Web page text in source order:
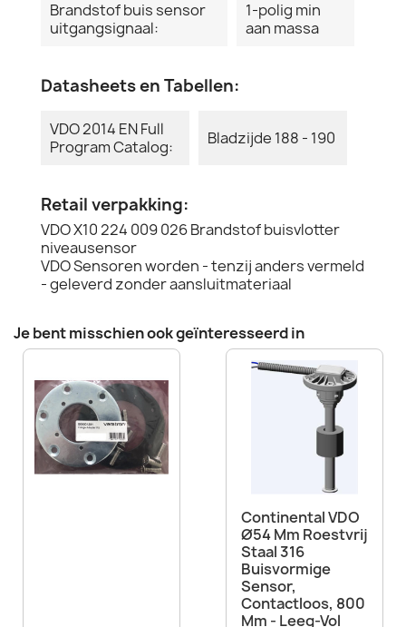
Brandstof buis sensor
uitgangsignaal:
1-polig min
aan massa
Datasheets en Tabellen:
VDO 2014 EN Full
Program Catalog:
Bladzijde 188 - 190
Retail verpakking:
VDO X10 224 009 026 Brandstof buisvlotter
niveausensor
VDO Sensoren worden - tenzij anders vermeld
- geleverd zonder aansluitmateriaal
Je bent misschien ook geïnteresseerd in
Continental VDO
Ø54 Mm Roestvrij
Staal 316
Buisvormige
Sensor,
Contactloos, 800
Mm - Leeg-Vol